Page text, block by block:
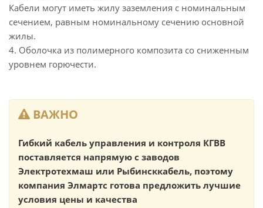
Кабели могут иметь жилу заземления с номинальным
сечением, равным номинальному сечению основной
жилы.
4. Оболочка из полимерного композита со сниженным
уровнем горючести.
ВАЖНО
Гибкий кабель управления и контроля КГВВ
поставляется напрямую с заводов
Электротехмаш или Рыбинсккабель, поэтому
компания Элмартс готова предложить лучшие
условия цены и качества